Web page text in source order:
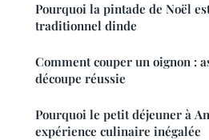
Pourquoi la pintade de Noël
traditionnel dinde
Comment couper un oignon :
découpe réussie
Pourquoi le petit déjeuner à
expérience culinaire inégalée